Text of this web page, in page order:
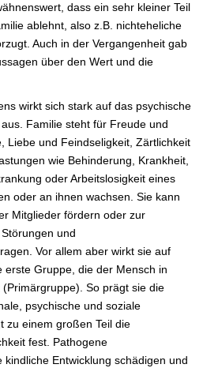
dass ein sehr kleiner Teil
ablehnt, also z.B. nichteheliche
Auch in der Vergangenheit gab
über den Wert und die
wirkt sich stark auf das psychische
Familie steht für Freude und
Liebe und Feindseligkeit, Zärtlichkeit
wie Behinderung, Krankheit,
oder Arbeitslosigkeit eines
oder an ihnen wachsen. Sie kann
Mitglieder fördern oder zur
und
Vor allem aber wirkt sie auf
erste Gruppe, die der Mensch in
So prägt sie die
psychische und soziale
zu einem großen Teil die
fest. Pathogene
Entwicklung schädigen und